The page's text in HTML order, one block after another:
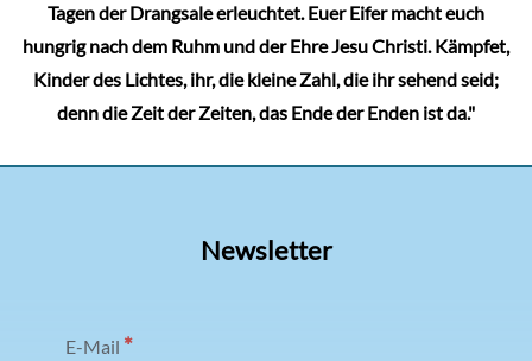
Tagen der Drangsale erleuchtet. Euer Eifer macht euch
hungrig nach dem Ruhm und der Ehre Jesu Christi. Kämpfet,
Kinder des Lichtes, ihr, die kleine Zahl, die ihr sehend seid;
denn die Zeit der Zeiten, das Ende der Enden ist da."
Newsletter
E-Mail *